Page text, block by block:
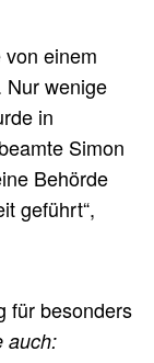
einem
Nur wenige
in
Simon
Behörde
geführt“,
für besonders
auch: